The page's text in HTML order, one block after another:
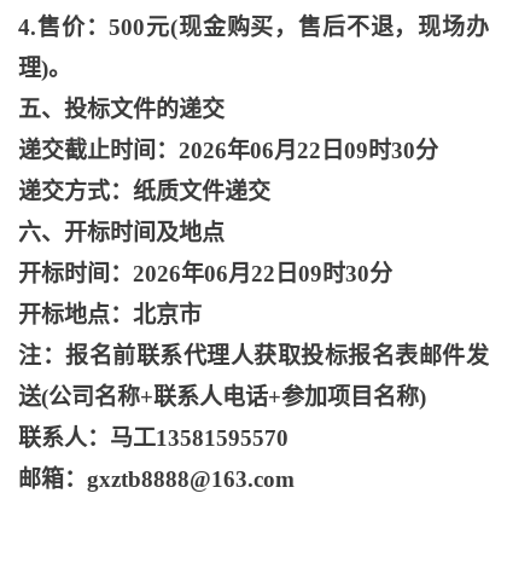
4.售价：500元(现金购买，售后不退，现场办
理)。
五、投标文件的递交
递交截止时间： 2026年06月22日09时30分
递交方式：纸质文件递交
六、开标时间及地点
开标时间： 2026年06月22日09时30分
开标地点：北京市
注：报名前联系代理人获取投标报名表邮件发
送(公司名称+联系人电话+参加项目名称)
联系人：马工13581595570
邮箱： gxztb8888@163.com